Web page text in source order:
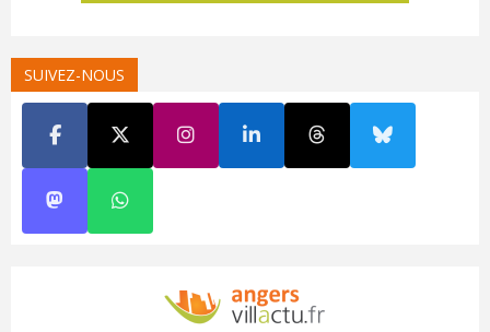
SUIVEZ-NOUS